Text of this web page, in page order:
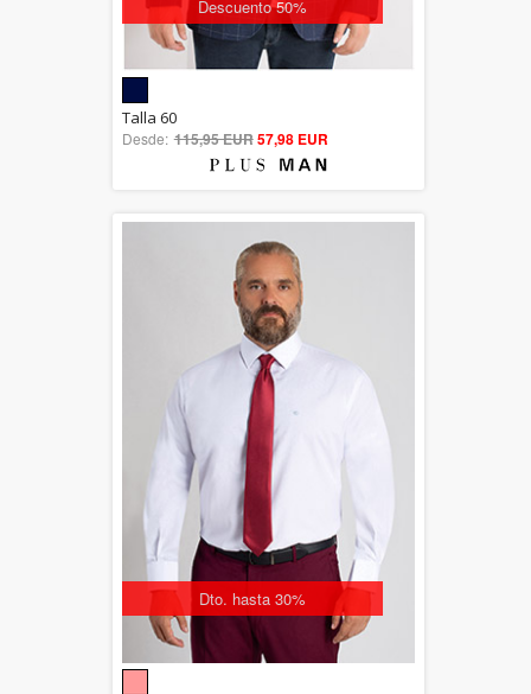
Descuento 50%
out of 5
Talla 60
Desde: 115,95 EUR57,98 EUR
Dto. hasta 30%